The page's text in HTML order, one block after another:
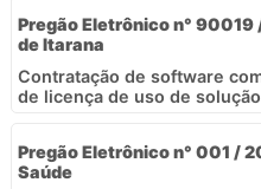
Pregão Eletrônico n°
de Itarana
Contratação de software
de licença de uso de
Pregão Eletrônico n° 001 /
Saúde